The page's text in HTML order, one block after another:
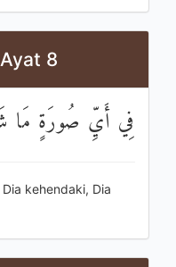
8
فِي أَيِّ صُورَةٍ مَا
kehendaki, Dia